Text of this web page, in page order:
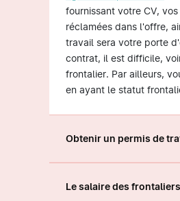
fournissant votre CV,
réclamées dans l'offre,
travail sera votre porte
contrat, il est difficile,
frontalier. Par ailleurs,
en ayant le statut
Obtenir un permis de
Le salaire des